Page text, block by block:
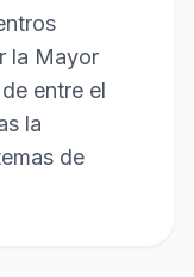
la Mayor
entre el
la
de